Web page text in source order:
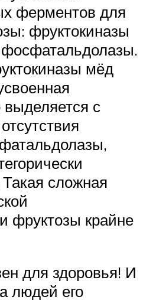
ферментов для
фруктокиназы
мёд
выделяется с
сложная
фруктозы крайне
для здоровья! И
людей его